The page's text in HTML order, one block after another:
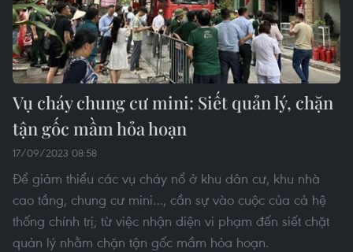
Vụ cháy chung cư mini: Siết quản lý, chặn
tận gốc mầm hỏa hoạn
17/09/2023 08:58
Để giảm thiểu các vụ cháy nổ ở khu dân cư, khu nhà
cao tầng, chung cư mini…, cần sự vào cuộc của cả hệ
thống chính trị; từ việc nhận diện vi phạm đến siết chặt
quản lý nhằm chặn tận gốc mầm hỏa hoạn.